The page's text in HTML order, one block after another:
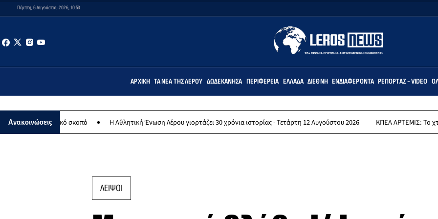
Πέμπτη, 6 Αυγούστου 2026, 10:53
ΑΡΧΙΚΉ ΤΑ ΝΈΑ ΤΗΣ ΛΈΡΟΥ ΔΩΔΕΚΆΝΗΣΑ ΠΕΡΙΦΈΡΕΙΑ ΕΛΛΆΔΑ ΔΙΕΘΝΉ ΕΝΔΙΑΦΈΡΟΝΤΑ ΡΕΠΟΡΤΆΖ - VIDEO
Ανακοινώσεις
σκοπό Η Αθλητική Ένωση Λέρου γιορτάζει 30 χρόνια ιστορίας - Τετάρτη 12 Αυγούστου 2026 ΚΠΕΑ ΑΡΤΕΜΙΣ: Το
ΛΕΙΨΟΙ